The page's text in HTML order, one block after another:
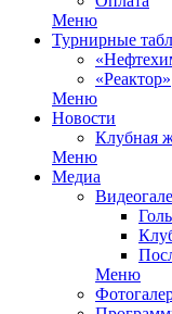
Меню
Турнирные
«Реактор»
Меню
Новости
Клубная
Меню
Медиа
Меню